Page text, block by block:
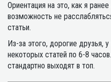
Ориентация на это, как я
возможность не
статьи.
Из-за этого, дорогие друзья,
некоторых статей по 6-8
стандартно выходят в топ.